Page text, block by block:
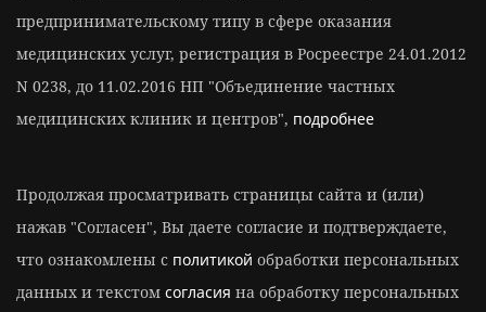
предпринимательскому типу в сфере оказания
медицинских услуг, регистрация в Росреестре 24.01.2012
N 0238, до 11.02.2016 НП "Объединение частных
медицинских клиник и центров", подробнее
Продолжая просматривать страницы сайта и (или)
нажав "Согласен", Вы даете согласие и подтверждаете,
что ознакомлены с политикой обработки персональных
данных и текстом согласия на обработку персональных